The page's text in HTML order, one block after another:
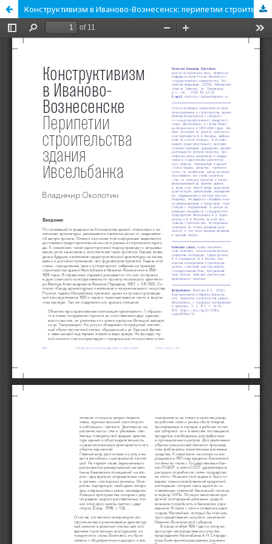
Конструктивизм в Иваново-Вознесенск: перипетии строительства здания Ивсельбанка